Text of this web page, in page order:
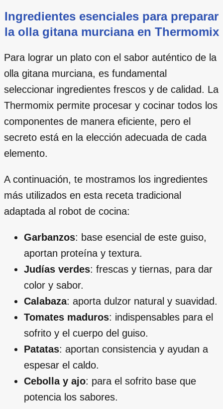
Ingredientes esenciales para preparar
la olla gitana murciana en Thermomix
Para lograr un plato con el sabor auténtico de la
olla gitana murciana, es fundamental
seleccionar ingredientes frescos y de calidad. La
Thermomix permite procesar y cocinar todos los
componentes de manera eficiente, pero el
secreto está en la elección adecuada de cada
elemento.
A continuación, te mostramos los ingredientes
más utilizados en esta receta tradicional
adaptada al robot de cocina:
Garbanzos: base esencial de este guiso,
aportan proteína y textura.
Judías verdes: frescas y tiernas, para dar
color y sabor.
Calabaza: aporta dulzor natural y suavidad.
Tomates maduros: indispensables para el
sofrito y el cuerpo del guiso.
Patatas: aportan consistencia y ayudan a
espesar el caldo.
Cebolla y ajo: para el sofrito base que
potencia los sabores.